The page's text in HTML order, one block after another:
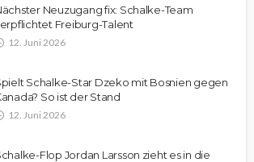
Neuzugang fix: Schalke-Team
Freiburg-Talent
12. Juni 2026
Schalke-Star Dzeko mit Bosnien gegen
So ist der Stand
12. Juni 2026
Flop Jordan Larsson zieht es in die